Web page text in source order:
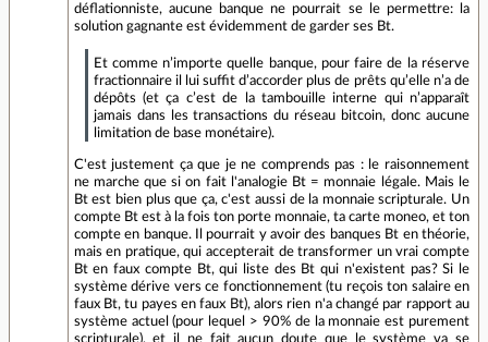
déflationniste, aucune banque ne pourrait se le permettre: la
solution gagnante est évidemment de garder ses Bt.
Et comme n’importe quelle banque, pour faire de la réserve
fractionnaire il lui suffit d’accorder plus de prêts qu’elle n’a de
dépôts (et ça c’est de la tambouille interne qui n’apparaît
jamais dans les transactions du réseau bitcoin, donc aucune
limitation de base monétaire).
C'est justement ça que je ne comprends pas : le raisonnement
ne marche que si on fait l'analogie Bt = monnaie légale. Mais le
Bt est bien plus que ça, c'est aussi de la monnaie scripturale. Un
compte Bt est à la fois ton porte monnaie, ta carte moneo, et ton
compte en banque. Il pourrait y avoir des banques Bt en théorie,
mais en pratique, qui accepterait de transformer un vrai compte
Bt en faux compte Bt, qui liste des Bt qui n'existent pas? Si le
système dérive vers ce fonctionnement (tu reçois ton salaire en
faux Bt, tu payes en faux Bt), alors rien n'a changé par rapport au
système actuel (pour lequel > 90% de la monnaie est purement
scripturale), et il ne fait aucun doute que le système va se